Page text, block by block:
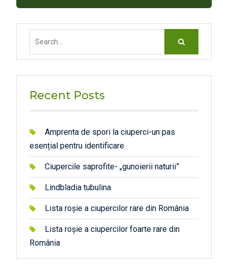
Recent Posts
Amprenta de spori la ciuperci-un pas
esențial pentru identificare
Ciupercile saprofite- „gunoierii naturii”
Lindbladia tubulina
Lista roșie a ciupercilor rare din România
Lista roșie a ciupercilor foarte rare din
România